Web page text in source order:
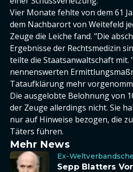
Vier Monate fehlte von dem 61
dem Nachbarort von Weitefeld
Zeuge die Leiche fand. "Die
Ergebnisse der Rechtsmedizin
teilte die Staatsanwaltschaft mit.
nennenswerten
Tataufklärung mehr
Die ausgelobte Belohnung von
der Zeuge allerdings nicht. Sie
nur auf Hinweise bezogen, die
Täters führen.
Mehr News
Ex-
Sepp Blatters